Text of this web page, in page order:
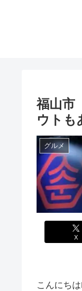
福山市
ウトも
グルメ
X
こんにちは